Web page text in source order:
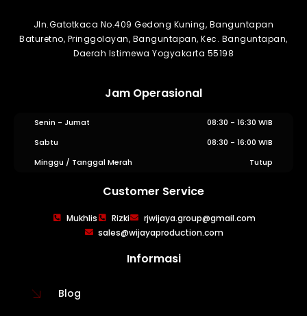
WIJAYA PRODUCTION
Jln.Gatotkaca No.409 Gedong Kuning, Banguntapan
Baturetno, Pringgolayan, Banguntapan, Kec. Banguntapan,
Daerah Istimewa Yogyakarta 55198
Jam Operasional
Senin - Jumat
08:30 - 16:30 WIB
Sabtu
08:30 - 16:00 WIB
Minggu / Tanggal Merah
Tutup
Customer Service
Mukhlis Rizki
rjwijaya.group@gmail.com
sales@wijayaproduction.com
Informasi
Blog